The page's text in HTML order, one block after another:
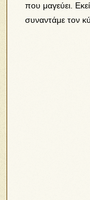
που μαγεύει.
συναντάμε τον